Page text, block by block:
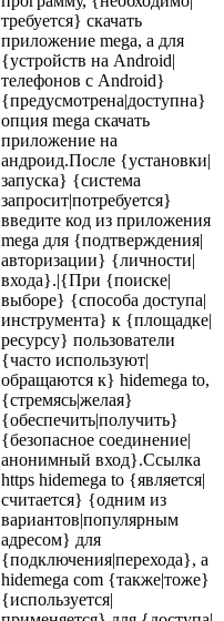
требуется} скачать
приложение mega, а для
{устройств на Android|
телефонов с Android}
{предусмотрена|доступна}
опция mega скачать
приложение на
андроид.После {установки|
запуска} {система
запросит|потребуется}
введите код из приложения
mega для {подтверждения|
авторизации} {личности|
входа}.|{При {поиске|
выборе} {способа доступа|
инструмента} к {площадке|
ресурсу} пользователи
{часто используют|
обращаются к} hidemega to,
{стремясь|желая}
{обеспечить|получить}
{безопасное соединение|
анонимный вход}.Ссылка
https hidemega to {является|
считается} {одним из
вариантов|популярным
адресом} для
{подключения|перехода}, а
hidemega com {также|тоже}
{используется|